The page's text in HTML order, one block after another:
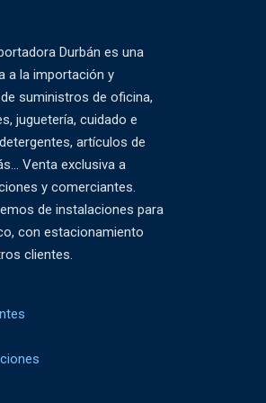
Durbán es una
a la importación y
suministros de oficina,
juguetería, cuidado e
artículos de
Venta exclusiva a
y comerciantes.
de instalaciones para
con estacionamiento
clientes.